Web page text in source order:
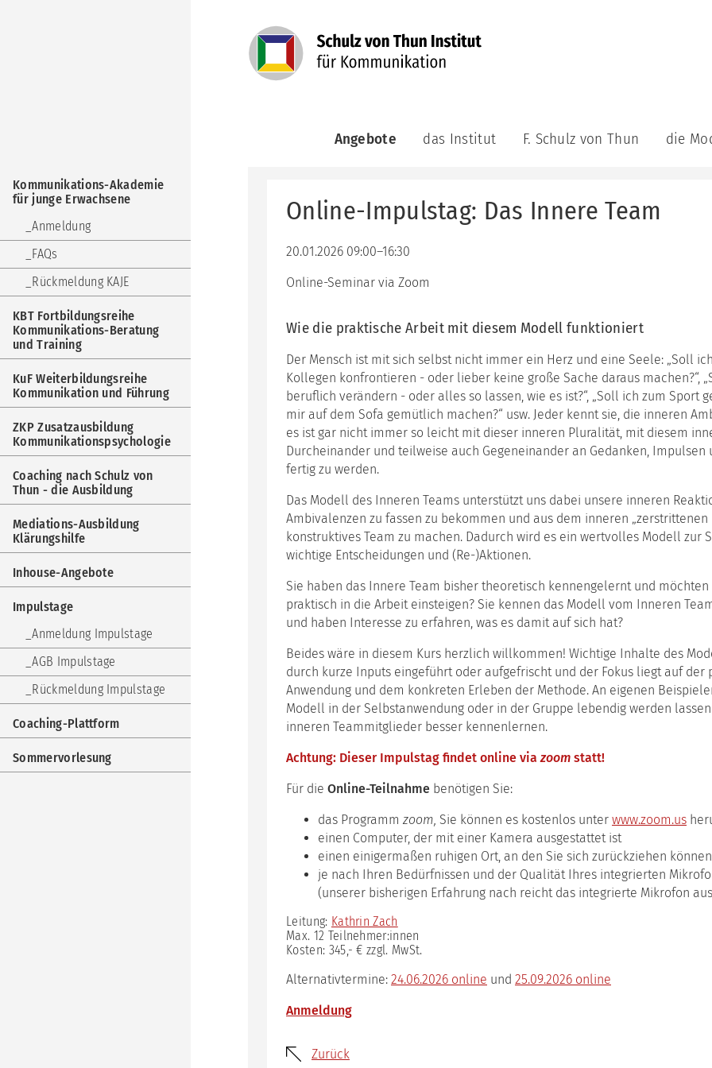
Angebote
junge
Erwachsene
KBT
Kommunikations-
Training
Weiterbildungsreihe
Kommunikation
und
Führung
ZKP
Zusatzausbildung
Kommunikationspsychologie
nach
Schulz
von
Thun
-
Ausbildung
Mediations-
Ausbildung
Klärungshilfe
Inhouse-
Angebote
Impulstage
Plattform
Sommervorlesung
das Institut
aktuell
das
Berater:innenteam
Philosophie
the
Institute
(English
version)
Kooperationen
F. Schulz von Thun
Thun
Videos
Arbeitskreis
KuK
die
das
Werte-
und
das
das
Online-Impulstag: Das Innere Team
20.01.2026 09:00–16:30
Online-Seminar via Zoom
Wie die praktische Arbeit mit diesem Modell funktioniert
Der Mensch ist mit sich selbst nicht immer ein Herz und eine Seele: „Soll ich
Kollegen konfrontieren - oder lieber keine große Sache daraus machen?“,
beruflich verändern - oder alles so lassen, wie es ist?“, „Soll ich zum Sport
mir auf dem Sofa gemütlich machen?“ usw. Jeder kennt sie, die inneren
es ist gar nicht immer so leicht mit dieser inneren Pluralität, mit diesem
Durcheinander und teilweise auch Gegeneinander an Gedanken, Impulsen
fertig zu werden.
Das Modell des Inneren Teams unterstützt uns dabei unsere inneren
Ambivalenzen zu fassen zu bekommen und aus dem inneren „zerstrittenen
konstruktives Team zu machen. Dadurch wird es ein wertvolles Modell zur
wichtige Entscheidungen und (Re-)Aktionen.
Sie haben das Innere Team bisher theoretisch kennengelernt und möchten
praktisch in die Arbeit einsteigen? Sie kennen das Modell vom Inneren
und haben Interesse zu erfahren, was es damit auf sich hat?
Beides wäre in diesem Kurs herzlich willkommen! Wichtige Inhalte des
durch kurze Inputs eingeführt oder aufgefrischt und der Fokus liegt auf der
Anwendung und dem konkreten Erleben der Methode. An eigenen
Modell in der Selbstanwendung oder in der Gruppe lebendig werden
inneren Teammitglieder besser kennenlernen.
Achtung: Dieser Impulstag findet online viazoom statt!
Für die Online-Teilnahme benötigen Sie:
das Programm zoom, Sie können es kostenlos unter www.zoom.us
einen Computer, der mit einer Kamera ausgestattet ist
einen einigermaßen ruhigen Ort, an den Sie sich zurückziehen können
je nach Ihren Bedürfnissen und der Qualität Ihres integrierten
(unserer bisherigen Erfahrung nach reicht das integrierte Mikrofon
Leitung: Kathrin Zach
Max. 12 Teilnehmer:innen
Kosten: 345,- € zzgl. MwSt.
Alternativtermine: 24.06.2026 online und 25.09.2026 online
Anmeldung
Zurück
überspringen
Kommunikations-Akademie
für junge Erwachsene
Anmeldung
FAQs
Rückmeldung KAJE
KBT Fortbildungsreihe
Kommunikations-Beratung
und Training
KuF Weiterbildungsreihe
Kommunikation und Führung
ZKP Zusatzausbildung
Kommunikationspsychologie
Coaching nach Schulz von
Thun - die Ausbildung
Mediations-Ausbildung
Klärungshilfe
Inhouse-Angebote
Impulstage
Anmeldung Impulstage
AGB Impulstage
Rückmeldung Impulstage
Coaching-Plattform
Sommervorlesung